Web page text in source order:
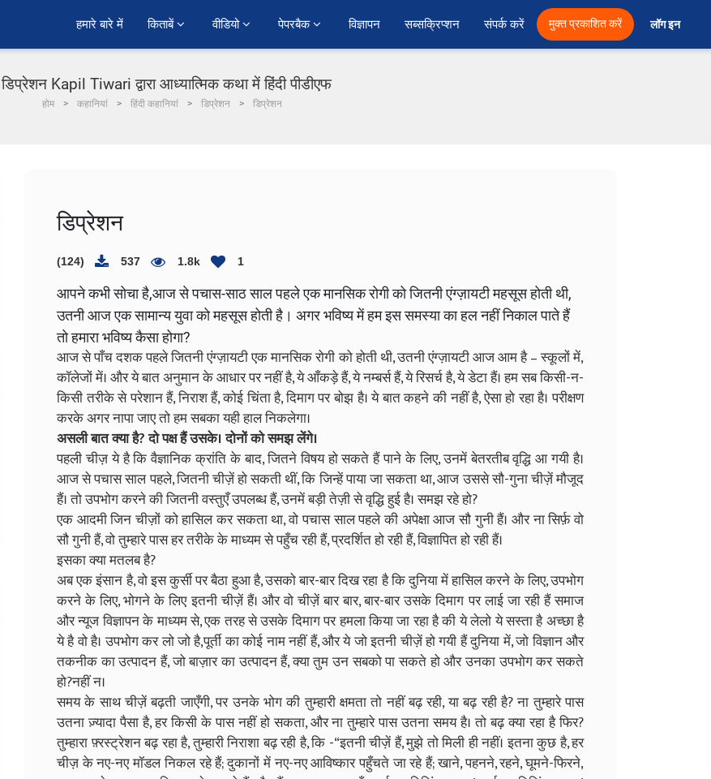
हमारे बारे में किताबें वीडियो पेपरबैक विज्ञापन सब्सक्रिप्शन संपर्क करें मुक्त प्रकाशित करें लॉग इन
डिप्रेशन Kapil Tiwari द्वारा आध्यात्मिक कथा में हिंदी पीडीएफ
होम कहानियां हिंदी कहानियां डिप्रेशन डिप्रेशन
डिप्रेशन
(124) 537 1.8k 1
आपने कभी सोचा है,आज से पचास-साठ साल पहले एक मानसिक रोगी को जितनी एंग्ज़ायटी महसूस होती थी,
उतनी आज एक सामान्य युवा को महसूस होती है। अगर भविष्य में हम इस समस्या का हल नहीं निकाल पाते हैं
तो हमारा भविष्य कैसा होगा?
आज से पाँच दशक पहले जितनी एंग्ज़ायटी एक मानसिक रोगी को होती थी, उतनी एंग्ज़ायटी आज आम है – स्कूलों में,
कॉलेजों में। और ये बात अनुमान के आधार पर नहीं है, ये आँकड़े हैं, ये नम्बर्स हैं, ये रिसर्च है, ये डेटा हैं। हम सब किसी-न-
किसी तरीके से परेशान हैं, निराश हैं, कोई चिंता है, दिमाग पर बोझ है। ये बात कहने की नहीं है, ऐसा हो रहा है। परीक्षण
करके अगर नापा जाए तो हम सबका यही हाल निकलेगा।
असली बात क्या है? दो पक्ष हैं उसके। दोनों को समझ लेंगे।
पहली चीज़ ये है कि वैज्ञानिक क्रांति के बाद, जितने विषय हो सकते हैं पाने के लिए, उनमें बेतरतीब वृद्धि आ गयी है।
आज से पचास साल पहले, जितनी चीज़ें हो सकती थीं, कि जिन्हें पाया जा सकता था, आज उससे सौ-गुना चीज़ें मौजूद
हैं। तो उपभोग करने की जितनी वस्तुएँ उपलब्ध हैं, उनमें बड़ी तेज़ी से वृद्धि हुई है। समझ रहे हो?
एक आदमी जिन चीज़ों को हासिल कर सकता था, वो पचास साल पहले की अपेक्षा आज सौ गुनी हैं। और ना सिर्फ़ वो
सौ गुनी हैं, वो तुम्हारे पास हर तरीके के माध्यम से पहुँच रही हैं, प्रदर्शित हो रही हैं, विज्ञापित हो रही हैं।
इसका क्या मतलब है?
अब एक इंसान है, वो इस कुर्सी पर बैठा हुआ है, उसको बार-बार दिख रहा है कि दुनिया में हासिल करने के लिए, उपभोग
करने के लिए, भोगने के लिए इतनी चीज़ें हैं। और वो चीज़ें बार बार, बार-बार उसके दिमाग पर लाई जा रही हैं समाज
और न्यूज विज्ञापन के माध्यम से, एक तरह से उसके दिमाग पर हमला किया जा रहा है की ये लेलो ये सस्ता है अच्छा है
ये है वो है। उपभोग कर लो जो है,पूर्ती का कोई नाम नहीं हैं, और ये जो इतनी चीज़ें हो गयी हैं दुनिया में, जो विज्ञान और
तकनीक का उत्पादन हैं, जो बाज़ार का उत्पादन हैं, क्या तुम उन सबको पा सकते हो और उनका उपभोग कर सकते
हो?नहीं न।
समय के साथ चीज़ें बढ़ती जाएँगी, पर उनके भोग की तुम्हारी क्षमता तो नहीं बढ़ रही, या बढ़ रही है? ना तुम्हारे पास
उतना ज़्यादा पैसा है, हर किसी के पास नहीं हो सकता, और ना तुम्हारे पास उतना समय है। तो बढ़ क्या रहा है फिर?
तुम्हारा फ़्रस्ट्रेशन बढ़ रहा है, तुम्हारी निराशा बढ़ रही है, कि -“इतनी चीज़ें हैं, मुझे तो मिली ही नहीं। इतना कुछ है, हर
चीज़ के नए-नए मॉडल निकल रहे हैं; दुकानों में नए-नए आविष्कार पहुँचते जा रहे हैं; खाने, पहनने, रहने, घूमने-फिरने,